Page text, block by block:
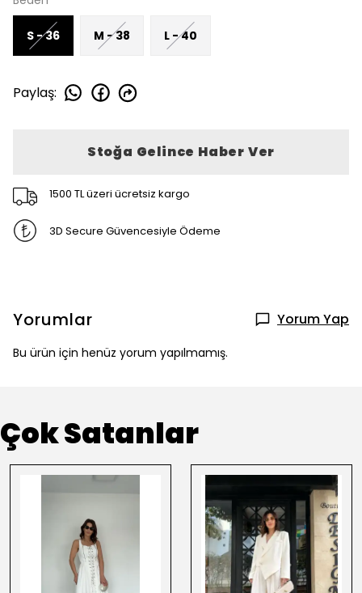
S - 36 M - 38 L - 40
Paylaş:
Stoğa Gelince Haber Ver
1500 TL üzeri ücretsiz kargo
3D Secure Güvencesiyle Ödeme
Yorumlar Yorum Yap
Bu ürün için henüz yorum yapılmamış.
Çok Satanlar